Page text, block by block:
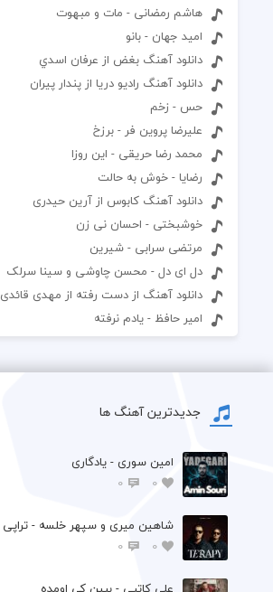
هاشم رمضانی - مات و مبهوت
امید جهان - بانو
دانلود آهنگ بغض از عرفان اسدي
دانلود آهنگ رادیو دریا از پندار پیران
حس - زخم
علیرضا پروین فر - برزخ
محمد رضا حریقی - این روزا
رضایا - خوش به حالت
دانلود آهنگ کابوس از آرین حیدری
خوشبختی - احسان نی زن
مرتضی سرابی - شیرین
دل ای دل - محسن چاوشی و سینا سرلک
دانلود آهنگ از دست رفته از مهدی قائدی
امیر حافظ - یادم نرفته
جدیدترین آهنگ ها
امین سوری - یادگاری
0
0
شاهین میری و سپهر خلسه - تراپی
0
0